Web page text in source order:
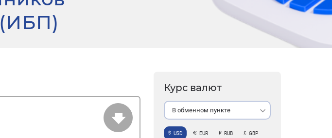
Курс валют
В обменном пункте
USD EUR RUB GBP